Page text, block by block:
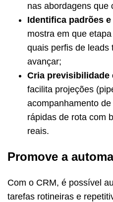
nas abordagens que
Identifica padrões
mostra em que
quais perfis de leads
avançar;
Cria previsibilidade
facilita projeções
acompanhamento
rápidas de rota com
reais.
Promove a
Com o CRM, é possível
tarefas rotineiras e